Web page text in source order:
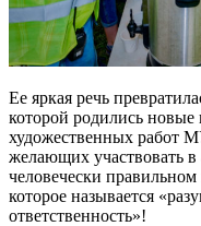
Ее яркая речь
которой родились новые
художественных работ
желающих участвовать
человечески
которое называется
ответственность»!